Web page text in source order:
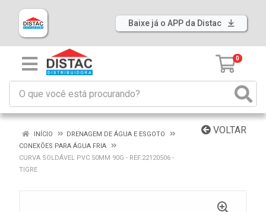
Baixe já o APP da Distac
0
VOLTAR
INÍCIO
DRENAGEM DE ÁGUA E ESGOTO
CONEXÕES PARA ÁGUA FRIA
CURVA SOLDÁVEL PVC 50MM 90G - REF.22120506 -
TIGRE